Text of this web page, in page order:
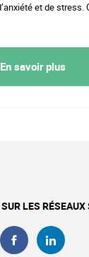
et de stress.
En savoir plus
LES RÉSEAUX